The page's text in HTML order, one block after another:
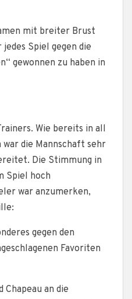
mit breiter Brust
Spiel gegen die
gewonnen zu haben in
Wie bereits in all
die Mannschaft sehr
Die Stimmung in
Spiel hoch
war anzumerken,
gegen den
Favoriten
Chapeau an die